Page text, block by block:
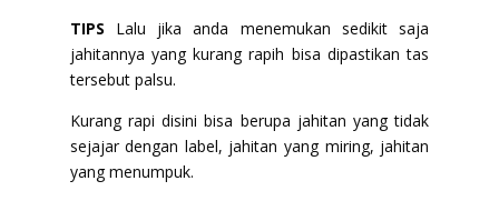
TIPS Lalu jika anda menemukan sedikit saja
jahitannya yang kurang rapih bisa dipastikan tas
tersebut palsu.
Kurang rapi disini bisa berupa jahitan yang tidak
sejajar dengan label, jahitan yang miring, jahitan
yang menumpuk.